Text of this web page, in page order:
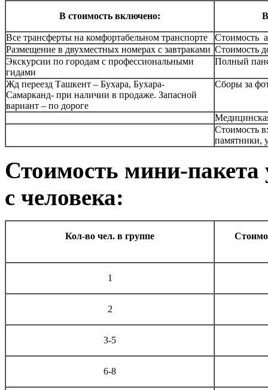
В стоимость включено:
Все трансферты на комфортабельном транспорте
Стоимость
Размещение в двухместных номерах с завтраками Стоимость
Экскурсии по городам с профессиональными
гидами
Полный
Жд переезд Ташкент – Бухара, Бухара-
Самарканд- при наличии в продаже. Запасной
вариант – по дороге
Cборы за
Стоимость
памятники,
Стоимость мини-пакета
с человека:
Кол-во чел. в группе
1
2
3-5
6-8